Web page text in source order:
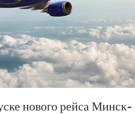
нового рейса Минск-